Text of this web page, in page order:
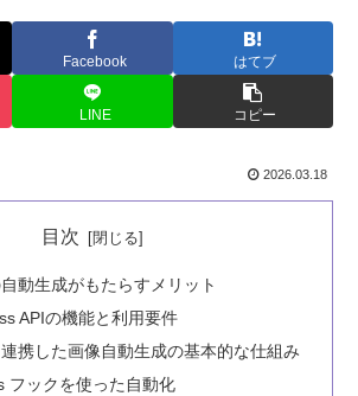
Facebook はてブ
LINE コピー
2026.03.18
目次
動生成がもたらすメリット
APIの機能と利用要件
携した画像自動生成の基本的な仕組み
フックを使った自動化